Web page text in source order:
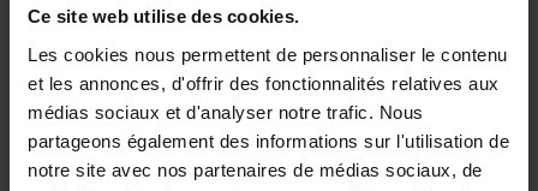
Ce site web utilise des cookies.
Les cookies nous permettent de personnaliser le contenu
et les annonces, d'offrir des fonctionnalités relatives aux
médias sociaux et d'analyser notre trafic. Nous
partageons également des informations sur l'utilisation de
notre site avec nos partenaires de médias sociaux, de
Building Bonds = Building
Business
Jochen Roef Jozefien De Feyter
Carolien Boom
Couverture souple
2025 200